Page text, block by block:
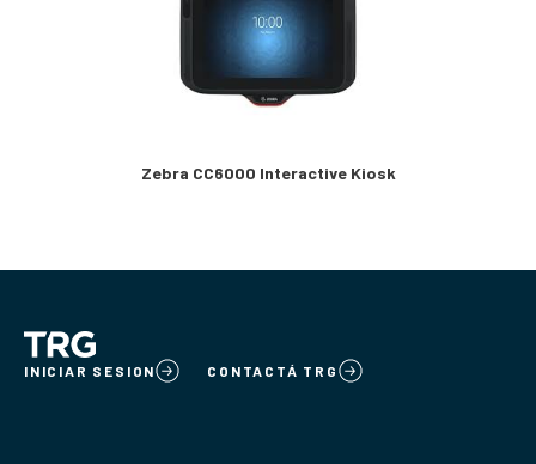
Zebra CC6000 Interactive Kiosk
INICIAR SESION CONTACTÁ TRG